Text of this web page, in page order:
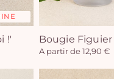
!' Bougie Figuier
A partir de 12,90 €